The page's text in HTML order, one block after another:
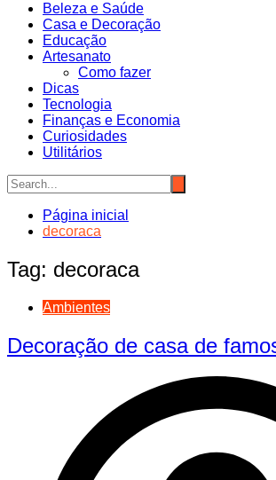
Beleza e Saúde
Casa e Decoração
Educação
Artesanato
Como fazer
Dicas
Tecnologia
Finanças e Economia
Curiosidades
Utilitários
Página inicial
decoraca
Tag: decoraca
Ambientes
Decoração de casa de